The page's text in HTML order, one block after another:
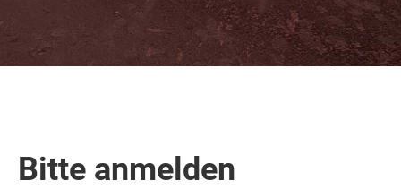
Bitte anmelden